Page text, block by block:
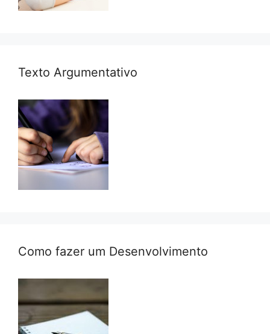
Texto Argumentativo
Como fazer um Desenvolvimento